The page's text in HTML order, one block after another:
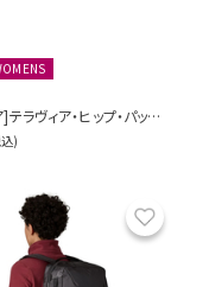
[パタゴニア]テラヴィア・ヒップ・パック 4L
)